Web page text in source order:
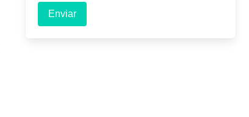
Enviar